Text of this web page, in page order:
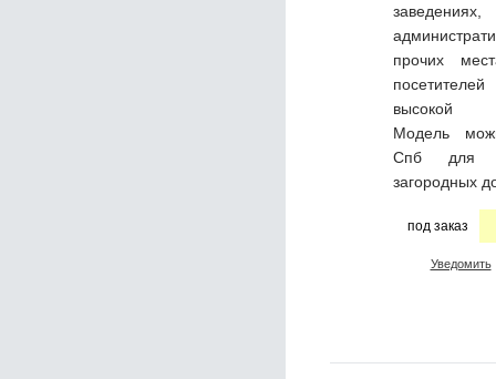
заведениях,
прочих
высокой
Модель
Спб для
загородных
под заказ
Уведомить